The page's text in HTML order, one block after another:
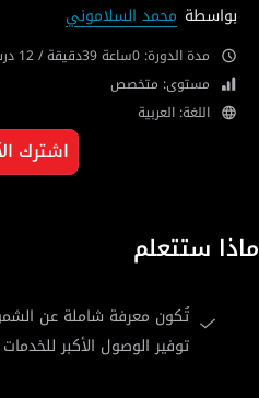
بواسطة محمد السلاموني
مدة الدورة: 0ساعة 39دقيقة / 12 درس
مستوى: متخصص
اللغة: العربية
اشترك
ماذا ستتعلم
تُكون معرفة شاملة عن
توفير الوصول الأكبر للخدمات